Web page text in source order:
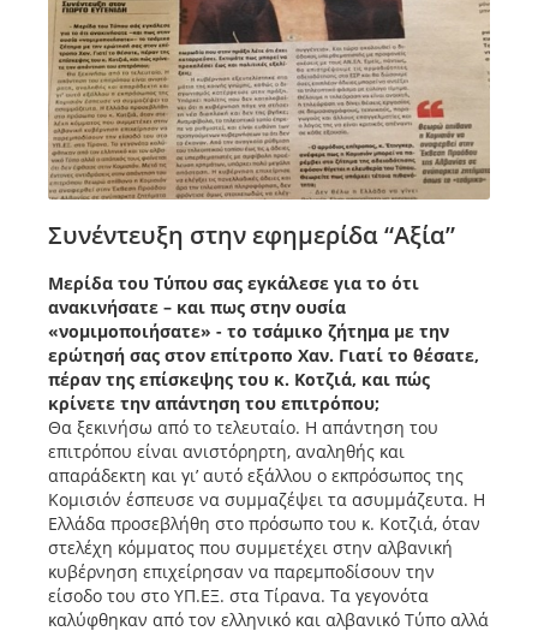
Συνέντευξη στην εφημερίδα “Αξία”
Μερίδα του Τύπου σας εγκάλεσε για το ότι
ανακινήσατε – και πως στην ουσία
«νομιμοποιήσατε» - το τσάμικο ζήτημα με την
ερώτησή σας στον επίτροπο Χαν. Γιατί το θέσατε,
πέραν της επίσκεψης του κ. Κοτζιά, και πώς
κρίνετε την απάντηση του επιτρόπου;
Θα ξεκινήσω από το τελευταίο. Η απάντηση του
επιτρόπου είναι ανιστόρηρτη, αναληθής και
απαράδεκτη και γι’ αυτό εξάλλου ο εκπρόσωπος της
Κομισιόν έσπευσε να συμμαζέψει τα ασυμμάζευτα. Η
Ελλάδα προσεβλήθη στο πρόσωπο του κ. Κοτζιά, όταν
στελέχη κόμματος που συμμετέχει στην αλβανική
κυβέρνηση επιχείρησαν να παρεμποδίσουν την
είσοδο του στο ΥΠ.ΕΞ. στα Τίρανα. Τα γεγονότα
καλύφθηκαν από τον ελληνικό και αλβανικό Τύπο αλλά